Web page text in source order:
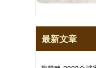
最新文章